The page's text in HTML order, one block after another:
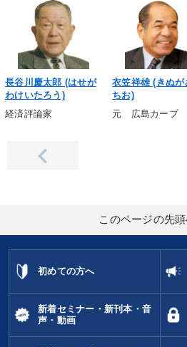
長谷川慶太郎 (はせが
わけいたろう)
経済評論家
衣笠祥雄 (きぬが
ちお)
元 広島カープ
このページの先
初めての方へ
新着セミナー・新刊本・音
声・動画